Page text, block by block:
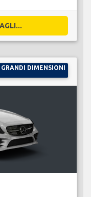
GRANDI DIMENSIONI